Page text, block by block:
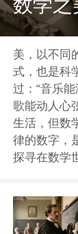
数学之
美，以不同
式，也是科
过：“音乐
歌能动人心
生活，但数
律的数字，
探寻在数学